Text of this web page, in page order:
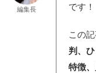
編集長
です！
この
判、
特徴